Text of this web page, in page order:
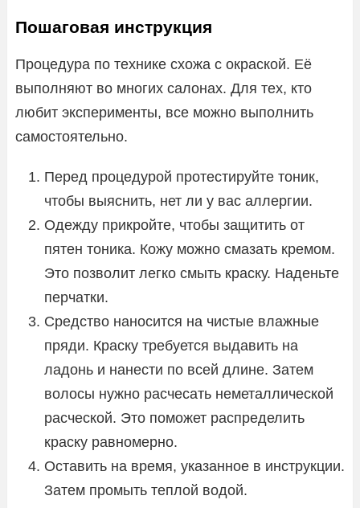
Пошаговая инструкция
Процедура по технике схожа с окраской. Её
выполняют во многих салонах. Для тех, кто
любит эксперименты, все можно выполнить
самостоятельно.
Перед процедурой протестируйте тоник,
чтобы выяснить, нет ли у вас аллергии.
Одежду прикройте, чтобы защитить от
пятен тоника. Кожу можно смазать кремом.
Это позволит легко смыть краску. Наденьте
перчатки.
Средство наносится на чистые влажные
пряди. Краску требуется выдавить на
ладонь и нанести по всей длине. Затем
волосы нужно расчесать неметаллической
расческой. Это поможет распределить
краску равномерно.
Оставить на время, указанное в инструкции.
Затем промыть теплой водой.